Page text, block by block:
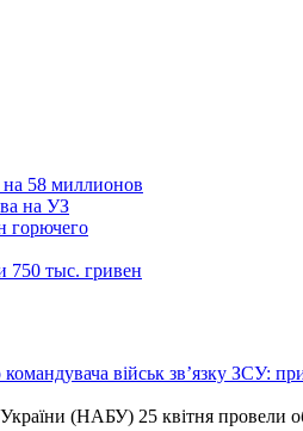
58 миллионов
на УЗ
горючего
750 тыс. гривен
військ зв’язку ЗСУ:
(НАБУ) 25 квітня провели